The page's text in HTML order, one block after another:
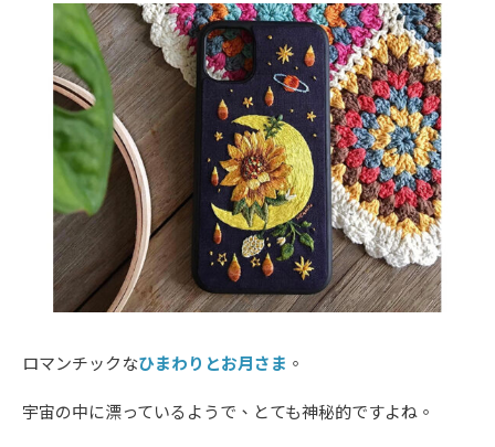
ロマンチックなひまわりとお月さま 。
宇宙の中に漂っているようで、とても神秘的ですよね。